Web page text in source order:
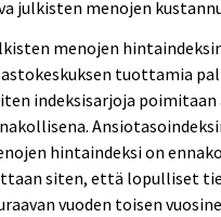
julkisten menojen
menojen
tuottamia
indeksisarjoja
hintaindeksi on
siten, että lopulliset
vuoden toisen